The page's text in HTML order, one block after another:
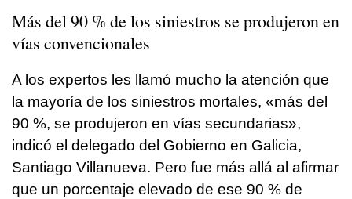
Más del 90 % de los siniestros se produjeron en
vías convencionales
A los expertos les llamó mucho la atención que
la mayoría de los siniestros mortales, «más del
90 %, se produjeron en vías secundarias»,
indicó el delegado del Gobierno en Galicia,
Santiago Villanueva. Pero fue más allá al afirmar
que un porcentaje elevado de ese 90 % de